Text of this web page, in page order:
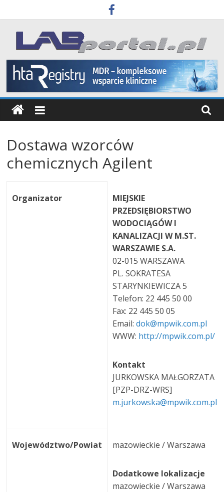
to
content
Labportal
Laboratoria
Aparatura
Badania
Dostawa wzorców
chemicznych Agilent
Organizator
MIEJSKIE
PRZEDSIĘBIORSTWO
WODOCIĄGÓW I
KANALIZACJI W M.ST.
WARSZAWIE S.A.
02-015 WARSZAWA
PL. SOKRATESA
STARYNKIEWICZA 5
Telefon: 22 445 50 00
Fax: 22 445 50 05
Email:dok@mpwik.com.pl
WWW: http://mpwik.com.pl/
Kontakt
JURKOWSKA MAŁGORZATA
[PZP-DRZ-WRS]
m.jurkowska@mpwik.com.pl
Województwo/Powiat mazowieckie / Warszawa
Dodatkowe lokalizacje
mazowieckie / Warszawa